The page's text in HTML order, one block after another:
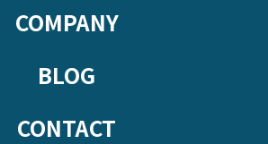
COMPANY
BLOG
CONTACT